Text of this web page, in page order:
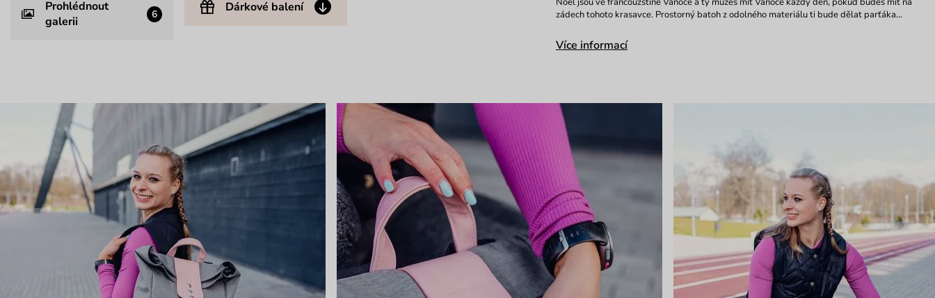
Prohlédnout
galerii
6 Dárkové balení
zádech tohoto krasavce. Prostorný batoh z odolného materiálu ti bude dělat parťáka…
Více informací